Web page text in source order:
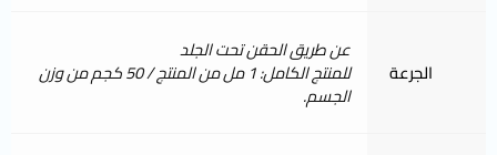
الجرعة
عن طريق الحقن تحت الجلد
للمنتج الكامل: 1 مل من المنتج / 50 كجم من وزن
الجسم.